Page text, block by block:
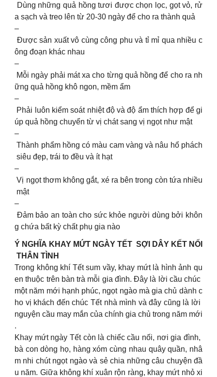
Dùng những quả hồng tươi được chọn lọc, gọt vỏ, rử
a sạch và treo lên từ 20-30 ngày để cho ra thành quả
–
Được sản xuất vô cùng công phu và tỉ mỉ qua nhiều c
ông đoạn khác nhau
–
Mỗi ngày phải mát xa cho từng quả hồng để cho ra nh
ững quả hồng khô ngon, mềm ẩm
–
Phải luôn kiểm soát nhiệt độ và độ ẩm thích hợp để gi
úp quả hồng chuyển từ vị chát sang vị ngọt như mật
–
Thành phẩm hồng có màu cam vàng và nâu hổ phách
siêu đẹp, trái to đều và ít hạt
–
Vị ngọt thơm không gắt, xé ra bên trong còn tứa nhiều
mật
–
Đảm bảo an toàn cho sức khỏe người dùng bởi khôn
g chứa bất kỳ chất phụ gia nào
Ý NGHĨA KHAY MỨT NGÀY TẾT SỢI DÂY KẾT NỐI
THÂN TÌNH
Trong không khí Tết sum vầy, khay mứt là hình ảnh qu
en thuộc trên bàn trà mỗi gia đình. Đây là lời cầu chúc
một năm mới hạnh phúc, ngọt ngào mà gia chủ dành c
ho vị khách đến chúc Tết nhà mình và đây cũng là lời
nguyện cầu may mắn của chính gia chủ trong năm mới
.
Khay mứt ngày Tết còn là chiếc cầu nối, nơi gia đình,
bà con dòng họ, hàng xóm cùng nhau quây quần, nhâ
m nhi chút ngọt ngào và sẻ chia những câu chuyện đầ
u năm. Giữa không khí xuân rộn ràng, khay mứt nhỏ xi